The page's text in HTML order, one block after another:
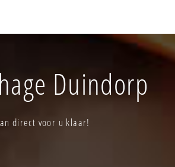
Duindorp
direct voor u klaar!